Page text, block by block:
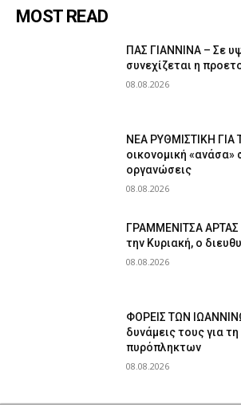
MOST READ
ΠΑΣ ΓΙΑΝΝΙΝΑ – Σε
συνεχίζεται η
08.08.2026
ΝΕΑ ΡΥΘΜΙΣΤΙΚΗ ΓΙΑ
οικονομική «ανάσα»
οργανώσεις
08.08.2026
ΓΡΑΜΜΕΝΙΤΣΑ ΑΡΤΑΣ
την Κυριακή, ο
08.08.2026
ΦΟΡΕΙΣ ΤΩΝ
δυνάμεις τους για
πυρόπληκτων
08.08.2026